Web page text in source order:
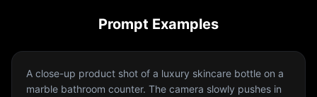
Prompt Examples
A close-up product shot of a luxury skincare bottle on a
marble bathroom counter. The camera slowly pushes in